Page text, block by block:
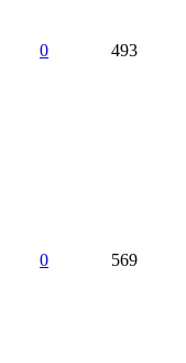
0 493
0 569